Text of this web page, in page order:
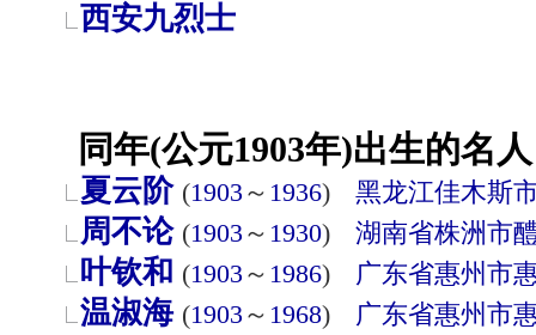
西安九烈士
同年(公元1903年)出生的名
夏云阶 (1903 ～ 1936) 黑龙江佳木斯
周不论 (1903 ～ 1930) 湖南省株洲市
叶钦和 (1903 ～ 1986) 广东省惠州市
温淑海 (1903 ～ 1968) 广东省惠州市